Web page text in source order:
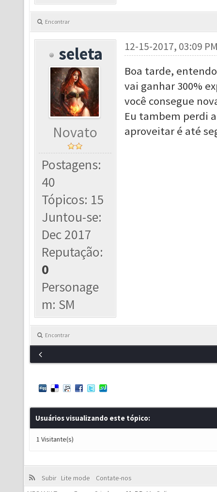
Encontrar
seleta
Novato
Postagens:
40
Tópicos: 15
Juntou-se:
Dec 2017
Reputação:
0
Personage
m: SM
12-15-2017, 03:09
Boa tarde,
vai ganhar 300%
você consegue
Eu tambem perdi
aproveitar é até
Encontrar
Usuários visualizando este tópico:
1 Visitante(s)
Subir Lite mode
Contate-nos